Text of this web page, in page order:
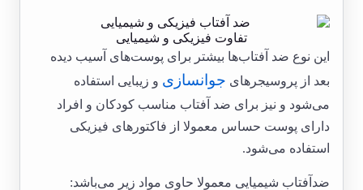
تفاوت فیزیکی و شیمیایی
این نوع ضد آفتاب‌ها بیشتر برای پوست‌های آسیب دیده
بعد از پروسیجرهای جوانسازی و زیبایی استفاده
می‌شود و نیز برای ضد آفتاب مناسب کودکان و افراد
دارای پوست حساس معمولا از فاکتورهای فیزیکی
استفاده می‌شود.
ضدآفتاب شیمیایی معمولا حاوی مواد زیر می‌باشد: